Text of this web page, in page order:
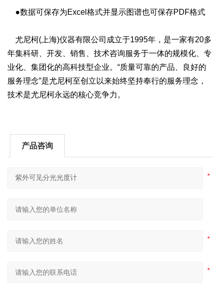
●数据可保存为Excel格式并显示图谱也可保存PDF格式
尤尼柯(上海)仪器有限公司成立于1995年，是一家有20多
年集科研、开发、销售、技术咨询服务于一体的规模化、专
业化、集团化的高科技型企业。“质量可靠的产品、良好的
服务理念”是尤尼柯至创立以来始终坚持奉行的服务理念，
技术是尤尼柯永远的核心竞争力。
产品咨询